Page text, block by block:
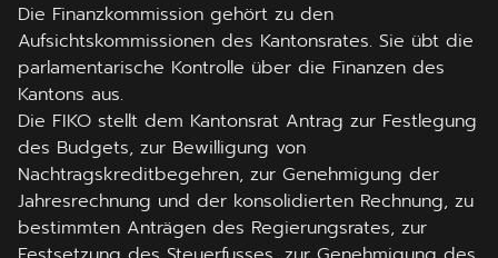
Die Finanzkommission gehört zu den
Aufsichtskommissionen des Kantonsrates. Sie übt die
parlamentarische Kontrolle über die Finanzen des
Kantons aus.
Die FIKO stellt dem Kantonsrat Antrag zur Festlegung
des Budgets, zur Bewilligung von
Nachtragskreditbegehren, zur Genehmigung der
Jahresrechnung und der konsolidierten Rechnung, zu
bestimmten Anträgen des Regierungsrates, zur